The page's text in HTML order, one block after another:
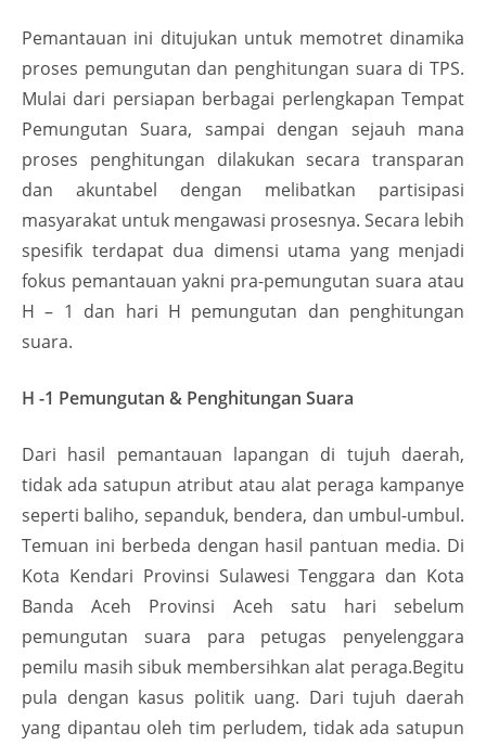
Pemantauan ini ditujukan untuk memotret dinamika
proses pemungutan dan penghitungan suara di TPS.
Mulai dari persiapan berbagai perlengkapan Tempat
Pemungutan Suara, sampai dengan sejauh mana
proses penghitungan dilakukan secara transparan
dan akuntabel dengan melibatkan partisipasi
masyarakat untuk mengawasi prosesnya. Secara lebih
spesifik terdapat dua dimensi utama yang menjadi
fokus pemantauan yakni pra-pemungutan suara atau
H – 1 dan hari H pemungutan dan penghitungan
suara.
H -1 Pemungutan & Penghitungan Suara
Dari hasil pemantauan lapangan di tujuh daerah,
tidak ada satupun atribut atau alat peraga kampanye
seperti baliho, sepanduk, bendera, dan umbul-umbul.
Temuan ini berbeda dengan hasil pantuan media. Di
Kota Kendari Provinsi Sulawesi Tenggara dan Kota
Banda Aceh Provinsi Aceh satu hari sebelum
pemungutan suara para petugas penyelenggara
pemilu masih sibuk membersihkan alat peraga.Begitu
pula dengan kasus politik uang. Dari tujuh daerah
yang dipantau oleh tim perludem, tidak ada satupun